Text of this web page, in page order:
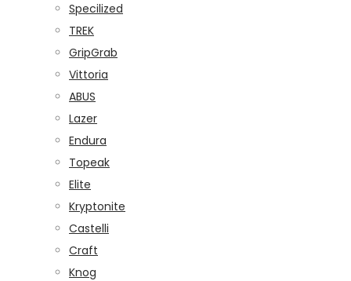
Specilized
TREK
GripGrab
Vittoria
ABUS
Lazer
Endura
Topeak
Elite
Kryptonite
Castelli
Craft
Knog